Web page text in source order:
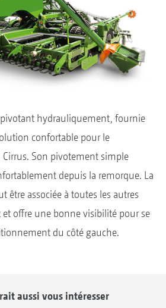
hydrauliquement, fournie
confortable pour le
Son pivotement simple
depuis la remorque. La
être associée à toutes les autres
et offre une bonne visibilité pour se
du côté gauche.
aussi vous intéresser